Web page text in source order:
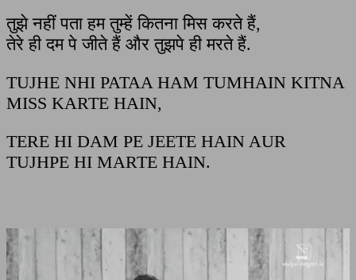
तुझे नहीं पता हम तुम्हें कितना मिस करते हैं,
तेरे ही दम पे जीते हैं और तुझपे ही मरते हैं.
TUJHE NHI PATAA HAM TUMHAIN KITNA
MISS KARTE HAIN,
TERE HI DAM PE JEETE HAIN AUR
TUJHPE HI MARTE HAIN.